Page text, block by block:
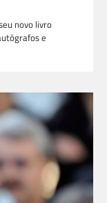
novo livro
e